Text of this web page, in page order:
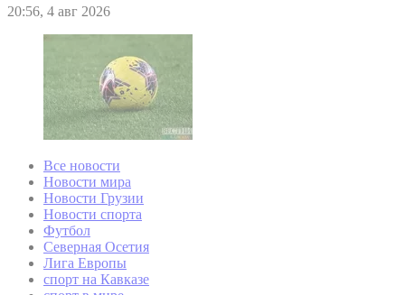
20:56, 4 авг 2026
Все новости
Новости мира
Новости Грузии
Новости спорта
Футбол
Северная Осетия
Лига Европы
спорт на Кавказе